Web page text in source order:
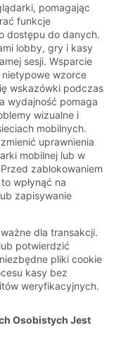
pomagając
funkcje
dostępu do danych.
lobby, gry i kasy
sesji. Wsparcie
wzorce
wskazówki podczas
wydajność pomaga
wizualne i
mobilnych.
uprawnienia
mobilnej lub w
zablokowaniem
wpłynąć na
zapisywanie
dla transakcji.
potwierdzić
pliki cookie
kasy bez
weryfikacyjnych.
Osobistych Jest